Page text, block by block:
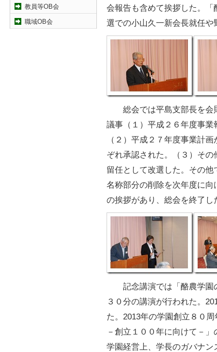
教員等OB会
職域OB会
会報告も含めて挨拶した。
選での小山久一新会長就任
総会では平島支部長を会
議事（１）平成２６年度事
（２）平成２７年度事業計
ぞれ承認された。（３）そ
留任として改選した。その
名称部分の削除を次年度に
の挨拶があり、総会を終了し
記念講演では「酪農学園
３０分の講演が行われた。
た。2013年の学園創立８０
－創立１００年に向けて－
学園経営上、学長のガバナ